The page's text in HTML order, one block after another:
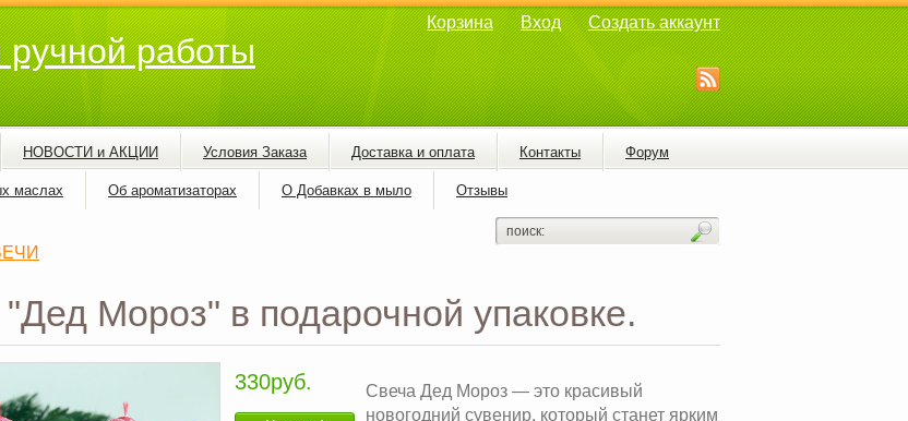
работы
Корзина Вход Создать аккаунт
НОВОСТИ и АКЦИИ Условия Заказа Доставка и оплата Контакты Форум
маслах Об ароматизаторах О Добавках в мыло Отзывы
Мороз" в подарочной упаковке.
330руб.
Свеча Дед Мороз — это красивый
новогодний сувенир, который станет ярким